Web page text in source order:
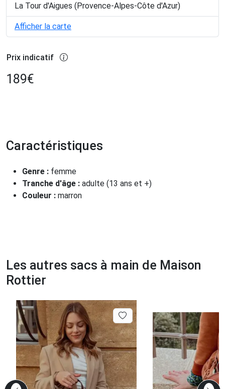
La Tour d'Aigues (Provence-Alpes-Côte d'Azur)
Afficher la carte
Prix indicatif
189€
Caractéristiques
Genre : femme
Tranche d'âge : adulte (13 ans et +)
Couleur : marron
Les autres sacs à main de Maison
Rottier